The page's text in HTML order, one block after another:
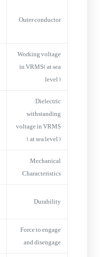
Outer conductor
Working voltage
in VRMS( at sea
level )
Dielectric
withstanding
voltage in VRMS
( at sea level )
Mechanical
Characteristics
Durability
Force to engage
and disengage